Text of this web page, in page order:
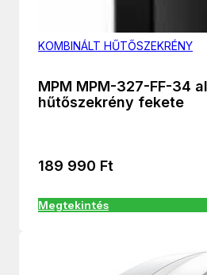
KOMBINÁLT HŰTŐSZEKRÉNY
MPM MPM-327-FF-34
hűtőszekrény fekete
189 990 Ft
Megtekintés